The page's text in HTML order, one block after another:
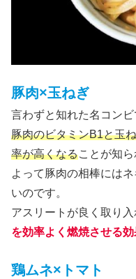
豚肉×玉ねぎ
言わずと知れた名コンビ
豚肉のビタミンB1と玉
率が高くなることが知ら
よって豚肉の相棒には
いのです。
アスリートが良く取り入
を効率よく燃焼させる効
鶏ムネ×トマト